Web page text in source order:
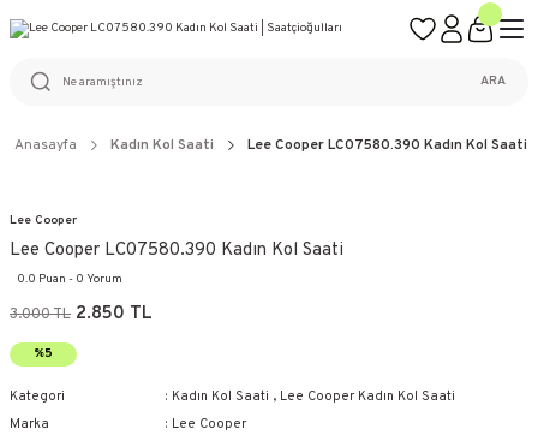
%100 ORİJİNAL ÜRÜN GARANTİSİ
ARA
Anasayfa Kadın Kol Saati Lee Cooper LC07580.390 Kadın Kol Saati
Lee Cooper
Lee Cooper LC07580.390 Kadın Kol Saati
0.0 Puan - 0 Yorum
3.000 TL 2.850 TL
%5
Kategori Kadın Kol Saati , Lee Cooper Kadın Kol Saati
Marka
Lee Cooper